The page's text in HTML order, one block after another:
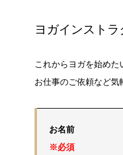
ヨガインスト
これからヨガを始めた
お仕事のご依頼など気
お名前
※必須